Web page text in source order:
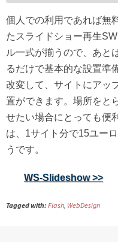
個人での利用であれば無
たスライドショー再生
ル一式が揃うので、あと
るだけで基本的な設置準
改変して、サイトにアッ
置ができます。場所をと
せたい場合にとっても便
は、1サイト分で15ユー
うです。
WS-Slideshow >>
Tagged with: Flash, WebDesign